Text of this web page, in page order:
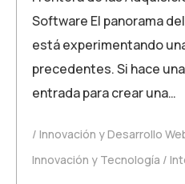
Software El panorama
está experimentando
precedentes. Si hace
entrada para crear una…
Innovación y Desarrollo
Innovación y Tecnología